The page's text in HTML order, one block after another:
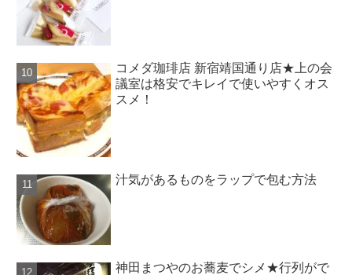
コメダ珈琲店 新宿靖国通り店★上の会
議室は格安でキレイで使いやすくオス
スメ！
汁気があるものをラップで包む方法
神田まつやのお蕎麦でシメ★行列がで